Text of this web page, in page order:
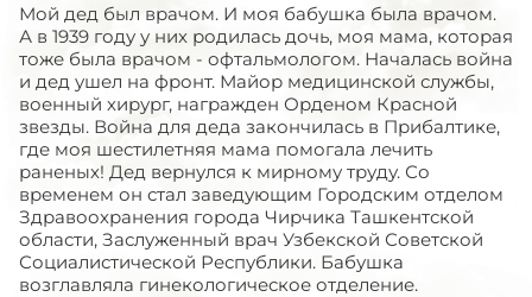
Мой дед был врачом. И моя бабушка была врачом.
А в 1939 году у них родилась дочь, моя мама, которая
тоже была врачом - офтальмологом. Началась война
и дед ушел на фронт. Майор медицинской службы,
военный хирург, награжден Орденом Красной
звезды. Война для деда закончилась в Прибалтике,
где моя шестилетняя мама помогала лечить
раненых! Дед вернулся к мирному труду. Со
временем он стал заведующим Городским отделом
Здравоохранения города Чирчика Ташкентской
области, Заслуженный врач Узбекской Советской
Социалистической Республики. Бабушка
возглавляла гинекологическое отделение.